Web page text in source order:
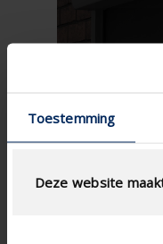
Toestemming
Deze website